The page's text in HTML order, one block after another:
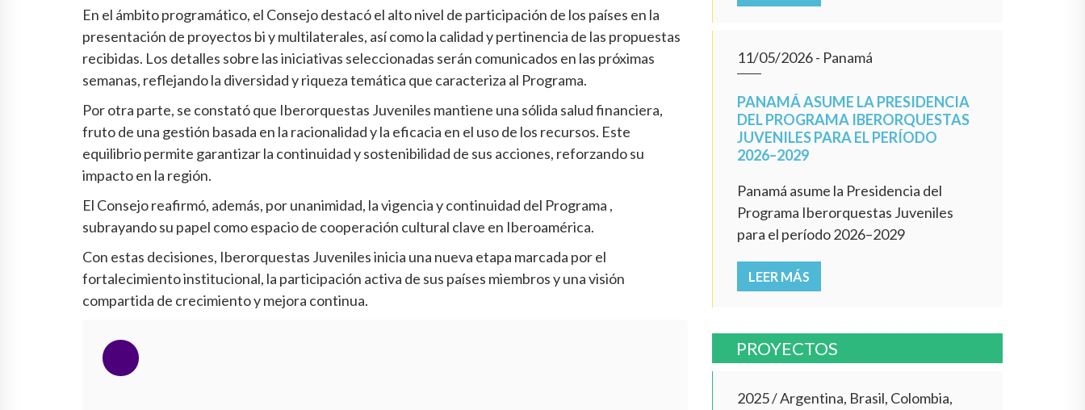
En el ámbito programático, el Consejo destacó el alto nivel de participación de los países en la
presentación de proyectos bi y multilaterales, así como la calidad y pertinencia de las propuestas
recibidas. Los detalles sobre las iniciativas seleccionadas serán comunicados en las próximas
semanas, reflejando la diversidad y riqueza temática que caracteriza al Programa.
Por otra parte, se constató que Iberorquestas Juveniles mantiene una sólida salud financiera,
fruto de una gestión basada en la racionalidad y la eficacia en el uso de los recursos. Este
equilibrio permite garantizar la continuidad y sostenibilidad de sus acciones, reforzando su
impacto en la región.
El Consejo reafirmó, además, por unanimidad, la vigencia y continuidad del Programa ,
subrayando su papel como espacio de cooperación cultural clave en Iberoamérica.
Con estas decisiones, Iberorquestas Juveniles inicia una nueva etapa marcada por el
fortalecimiento institucional, la participación activa de sus países miembros y una visión
compartida de crecimiento y mejora continua.
11/05/2026- Panamá
PANAMÁ ASUME LA PRESIDENCIA
DEL PROGRAMA IBERORQUESTAS
JUVENILES PARA EL PERÍODO
2026–2029
Panamá asume la Presidencia del
Programa Iberorquestas Juveniles
para el período 2026–2029
LEER MÁS
PROYECTOS
2025/Argentina, Brasil, Colombia,